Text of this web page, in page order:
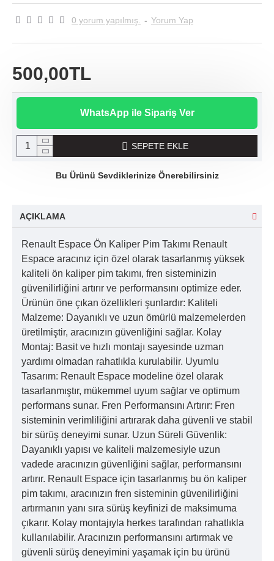
0 yorum yapılmış. - Yorum Yap
500,00TL
WhatsApp ile Sipariş Ver
SEPETE EKLE
Bu Ürünü Sevdiklerinize Önerebilirsiniz
AÇIKLAMA
Renault Espace Ön Kaliper Pim Takımı Renault
Espace aracınız için özel olarak tasarlanmış yüksek
kaliteli ön kaliper pim takımı, fren sisteminizin
güvenilirliğini artırır ve performansını optimize eder.
Ürünün öne çıkan özellikleri şunlardır: Kaliteli
Malzeme: Dayanıklı ve uzun ömürlü malzemelerden
üretilmiştir, aracınızın güvenliğini sağlar. Kolay
Montaj: Basit ve hızlı montajı sayesinde uzman
yardımı olmadan rahatlıkla kurulabilir. Uyumlu
Tasarım: Renault Espace modeline özel olarak
tasarlanmıştır, mükemmel uyum sağlar ve optimum
performans sunar. Fren Performansını Artırır: Fren
sisteminin verimliliğini artırarak daha güvenli ve stabil
bir sürüş deneyimi sunar. Uzun Süreli Güvenlik:
Dayanıklı yapısı ve kaliteli malzemesiyle uzun
vadede aracınızın güvenliğini sağlar, performansını
artırır. Renault Espace için tasarlanmış bu ön kaliper
pim takımı, aracınızın fren sisteminin güvenilirliğini
artırmanın yanı sıra sürüş keyfinizi de maksimuma
çıkarır. Kolay montajıyla herkes tarafından rahatlıkla
kullanılabilir. Aracınızın performansını artırmak ve
güvenli sürüş deneyimini yaşamak için bu ürünü